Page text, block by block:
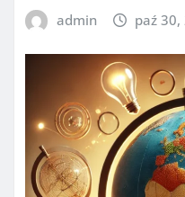
admin paź